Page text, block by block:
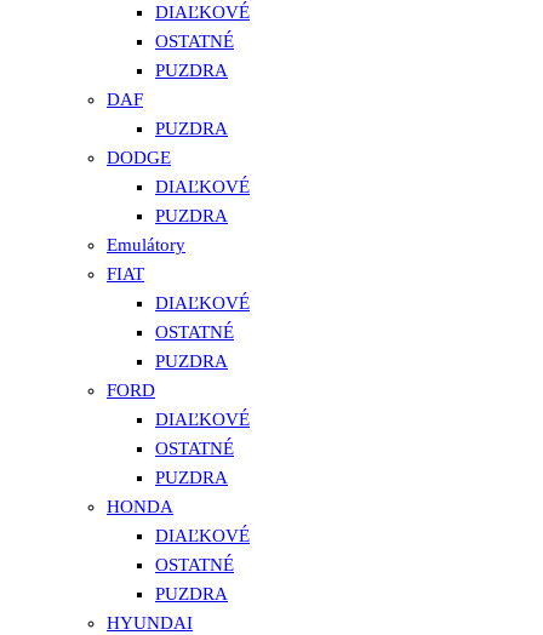
DIAĽKOVÉ
OSTATNÉ
PUZDRA
DAF
PUZDRA
DODGE
DIAĽKOVÉ
PUZDRA
Emulátory
FIAT
DIAĽKOVÉ
OSTATNÉ
PUZDRA
FORD
DIAĽKOVÉ
OSTATNÉ
PUZDRA
HONDA
DIAĽKOVÉ
OSTATNÉ
PUZDRA
HYUNDAI